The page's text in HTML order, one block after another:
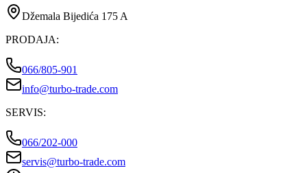
Džemala Bijedića 175 A
PRODAJA:
066/805-901
info@turbo-trade.com
SERVIS:
066/202-000
servis@turbo-trade.com